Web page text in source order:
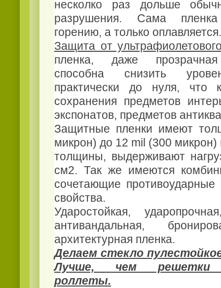
несколко раз дольше
разрушения. Сама
горению, а только оплавляется.
Защита от
пленка, даже прозрачная
способна снизить
практически до нуля, что
сохранения предметов
экспонатов, предметов
Защитные пленки имеют
микрон) до 12 mil (300 микрон)
толщины, выдерживают
см2. Так же имеются
сочетающие
свойства.
Ударостойкая,
антивандальная,
архитектурная пленка.
Делаем стекло
Лучше, чем решетки
роллеты.